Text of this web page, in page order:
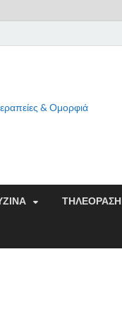
& Ομορφιά
ΤΗΛΕΟΡΑΣΗ